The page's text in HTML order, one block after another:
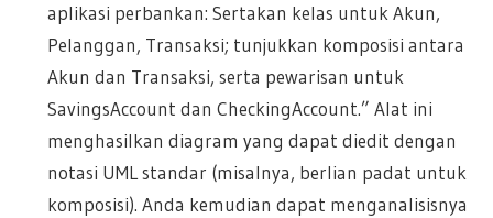
aplikasi perbankan: Sertakan kelas untuk Akun,
Pelanggan, Transaksi; tunjukkan komposisi antara
Akun dan Transaksi, serta pewarisan untuk
SavingsAccount dan CheckingAccount.” Alat ini
menghasilkan diagram yang dapat diedit dengan
notasi UML standar (misalnya, berlian padat untuk
komposisi). Anda kemudian dapat menganalisisnya